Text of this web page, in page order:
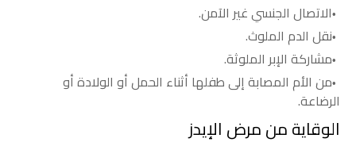
الاتصال الجنسي غير الآمن.
نقل الدم الملوث.
مشاركة الإبر الملوثة.
من الأم المصابة إلى طفلها أثناء الحمل أو الولادة أو
الرضاعة.
الوقاية من مرض الإيدز